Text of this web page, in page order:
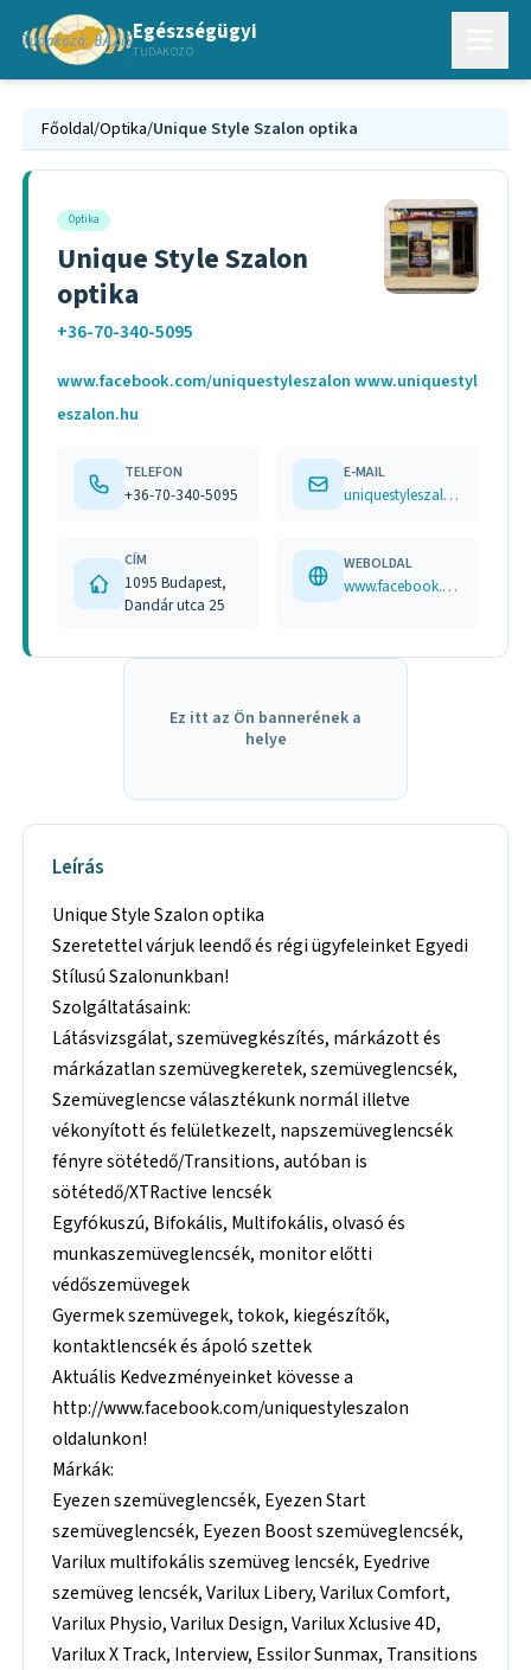
Egészségügyi
TUDAKOZÓ
Főoldal/Optika/Unique Style Szalon optika
Optika
Unique Style Szalon
optika
+36-70-340-5095
www.facebook.com/uniquestyleszalon www.uniquestyl
eszalon.hu
TELEFON
+36-70-340-5095
E-MAIL
uniquestyleszalon@gmail.com
CÍM
1095 Budapest,
Dandár utca 25
WEBOLDAL
www.facebook.com/uniquestyleszalon www.uniquestyleszalon.hu
Ez itt az Ön bannerének a
helye
Leírás
Unique Style Szalon optika
Szeretettel várjuk leendő és régi ügyfeleinket Egyedi
Stílusú Szalonunkban!
Szolgáltatásaink:
Látásvizsgálat, szemüvegkészítés, márkázott és
márkázatlan szemüvegkeretek, szemüveglencsék,
Szemüveglencse választékunk normál illetve
vékonyított és felületkezelt, napszemüveglencsék
fényre sötétedő/Transitions, autóban is
sötétedő/XTRactive lencsék
Egyfókuszú, Bifokális, Multifokális, olvasó és
munkaszemüveglencsék, monitor előtti
védőszemüvegek
Gyermek szemüvegek, tokok, kiegészítők,
kontaktlencsék és ápoló szettek
Aktuális Kedvezményeinket kövesse a
http://www.facebook.com/uniquestyleszalon
oldalunkon!
Márkák:
Eyezen szemüveglencsék, Eyezen Start
szemüveglencsék, Eyezen Boost szemüveglencsék,
Varilux multifokális szemüveg lencsék, Eyedrive
szemüveg lencsék, Varilux Libery, Varilux Comfort,
Varilux Physio, Varilux Design, Varilux Xclusive 4D,
Varilux X Track, Interview, Essilor Sunmax, Transitions